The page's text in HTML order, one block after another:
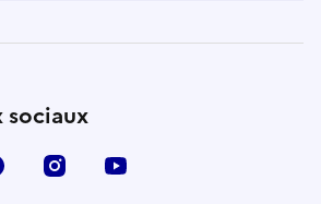
sociaux
Facebook Instagram